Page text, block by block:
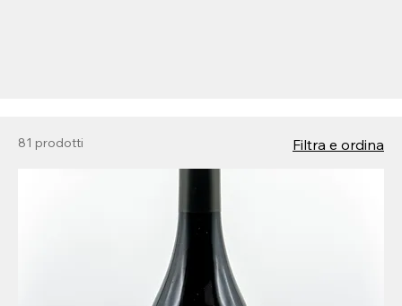
81 prodotti Filtra e ordina